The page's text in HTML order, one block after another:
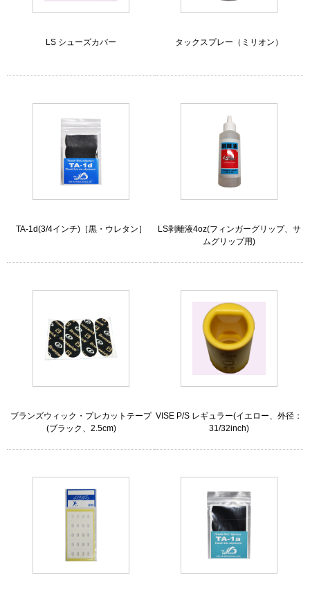
LS シューズカバー タックスプレー（ミリオン）
TA-1d(3/4インチ)［黒・ウレタン］
LS剥離液4oz(フィンガーグリップ、サ
ムグリップ用)
ブランズウィック・プレカットテープ
(ブラック、2.5cm)
VISE P/S レギュラー(イエロー、外径：
31/32inch)